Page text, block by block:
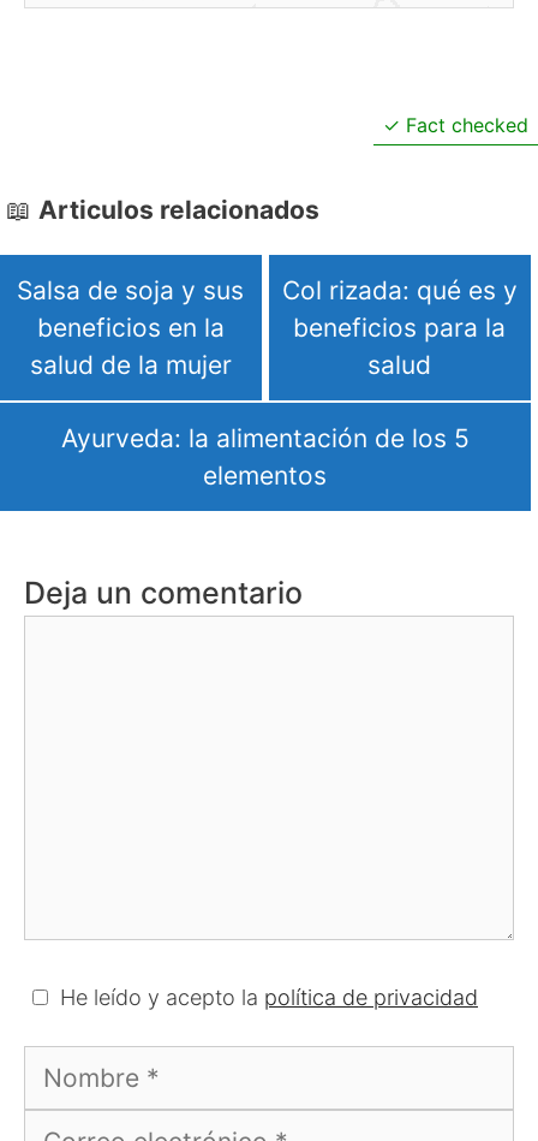
Fact checked
Articulos relacionados
Salsa de soja y sus
beneficios en la
salud de la mujer
Col rizada: qué es y
beneficios para la
salud
Ayurveda: la alimentación de los 5
elementos
Deja un comentario
He leído y acepto la política de privacidad